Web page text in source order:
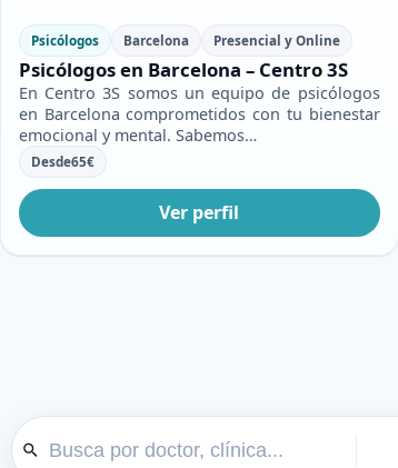
Psicólogos Barcelona Presencial y Online
Psicólogos en Barcelona – Centro 3S
En Centro 3S somos un equipo de psicólogos
en Barcelona comprometidos con tu bienestar
emocional y mental. Sabemos…
Desde65€
Ver perfil